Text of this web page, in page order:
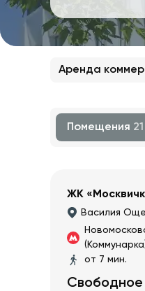
Аренда
Помещения 21
ЖК
Василия
от 7 мин.
Свободное